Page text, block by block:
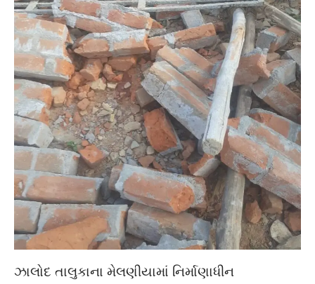
ઝાલોદ તાલુકાના મેલણીયામાં નિર્માણાધીન